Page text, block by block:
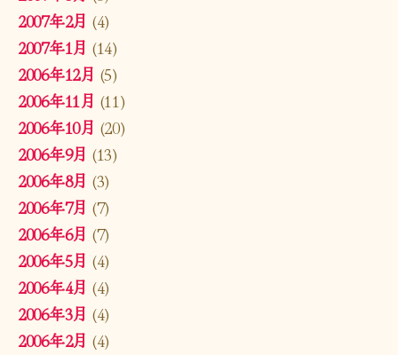
2007年2月 (4)
2007年1月 (14)
2006年12月 (5)
2006年11月 (11)
2006年10月 (20)
2006年9月 (13)
2006年8月 (3)
2006年7月 (7)
2006年6月 (7)
2006年5月 (4)
2006年4月 (4)
2006年3月 (4)
2006年2月 (4)